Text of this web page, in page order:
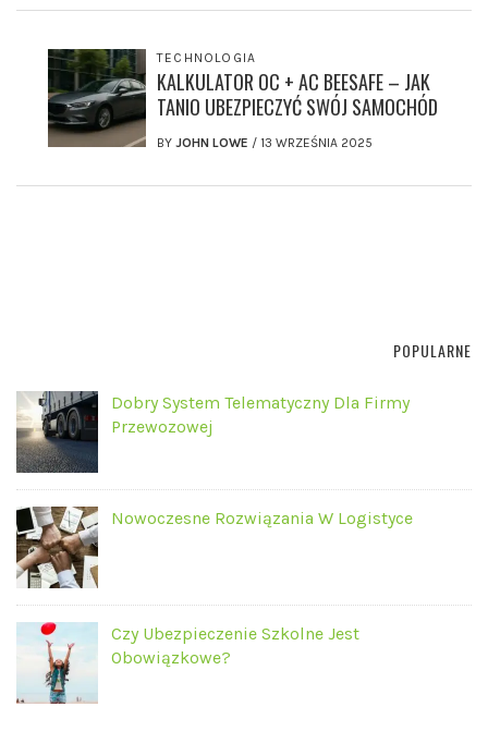
TECHNOLOGIA
KALKULATOR OC + AC BEESAFE – JAK
TANIO UBEZPIECZYĆ SWÓJ SAMOCHÓD
BY JOHN LOWE / 13 WRZEŚNIA 2025
POPULARNE
Dobry System Telematyczny Dla Firmy
Przewozowej
Nowoczesne Rozwiązania W Logistyce
Czy Ubezpieczenie Szkolne Jest
Obowiązkowe?